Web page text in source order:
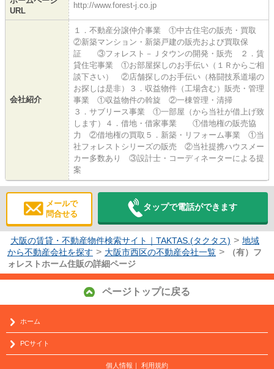
URL
http://www.forest-j.co.jp
会社紹介
１．不動産分譲仲介事業 ①中古住宅の販売・買取
②新築マンション・新築戸建の販売および買取保
証 ③フォレスト－Ｊタウンの開発・販売 ２．賃
貸住宅事業 ①お部屋探しのお手伝い（１Ｒからご相
談下さい） ②店舗探しのお手伝い（格闘技系道場の
お探しは是非）３．収益物件（工場含む）販売・管理
事業 ①収益物件の斡旋 ②一棟管理・清掃
３．サブリース事業 ①一部屋（から当社が借上げ致
します）４．借地・借家事業 ①借地権の販売協
力 ②借地権の買取５．新築・リフォーム事業 ①当
社フォレストシリーズの販売 ②当社提携ハウスメー
カー多数あり ③設計士・コーディネーターによる提
案
メールで
問合せる
タップで電話ができます
大阪の賃貸・不動産物件検索サイト｜TAKTAS.(タクタス) > 地域
から不動産会社を探す > 大阪市西区の不動産会社一覧 >
（有）フ
ォレストホーム住販の詳細ページ
ページトップに戻る
ホーム
PCサイト
個人情報 ｜ 利用規約